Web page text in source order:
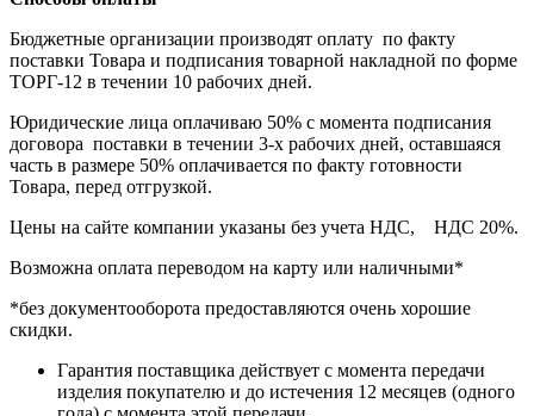
Бюджетные организации производят оплату по факту
поставки Товара и подписания товарной накладной по форме
ТОРГ-12 в течении 10 рабочих дней.
Юридические лица оплачиваю 50% с момента подписания
договора поставки в течении 3-х рабочих дней, оставшаяся
часть в размере 50% оплачивается по факту готовности
Товара, перед отгрузкой.
Цены на сайте компании указаны без учета НДС, НДС 20%.
Возможна оплата переводом на карту или наличными*
*без документооборота предоставляются очень хорошие
скидки.
Гарантия поставщика действует с момента передачи
изделия покупателю и до истечения 12 месяцев (одного